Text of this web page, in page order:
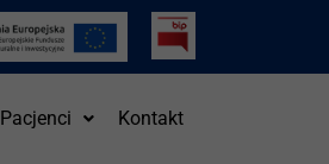
Pacjenci Kontakt